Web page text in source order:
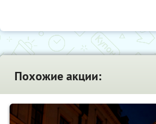
Похожие акции: